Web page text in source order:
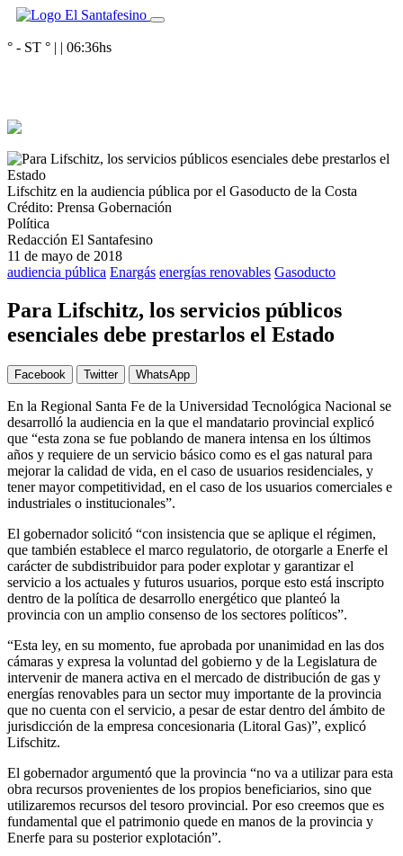
° - ST ° | | 06:36hs
Lifschitz en la audiencia pública por el Gasoducto de la Costa
Crédito: Prensa Gobernación
Política
Redacción El Santafesino
11 de mayo de 2018
audiencia pública Enargás energías renovables Gasoducto
Para Lifschitz, los servicios públicos
esenciales debe prestarlos el Estado
Facebook Twitter WhatsApp
En la Regional Santa Fe de la Universidad Tecnológica Nacional se
desarrolló la audiencia en la que el mandatario provincial explicó
que “esta zona se fue poblando de manera intensa en los últimos
años y requiere de un servicio básico como es el gas natural para
mejorar la calidad de vida, en el caso de usuarios residenciales, y
tener mayor competitividad, en el caso de los usuarios comerciales e
industriales o institucionales”.
El gobernador solicitó “con insistencia que se aplique el régimen,
que también establece el marco regulatorio, de otorgarle a Enerfe el
carácter de subdistribuidor para poder explotar y garantizar el
servicio a los actuales y futuros usuarios, porque esto está inscripto
dentro de la política de desarrollo energético que planteó la
provincia con un amplio consenso de los sectores políticos”.
“Esta ley, en su momento, fue aprobada por unanimidad en las dos
cámaras y expresa la voluntad del gobierno y de la Legislatura de
intervenir de manera activa en el mercado de distribución de gas y
energías renovables para un sector muy importante de la provincia
que no cuenta con el servicio, a pesar de estar dentro del ámbito de
jurisdicción de la empresa concesionaria (Litoral Gas)”, explicó
Lifschitz.
El gobernador argumentó que la provincia “no va a utilizar para esta
obra recursos provenientes de los propios beneficiarios, sino que
utilizaremos recursos del tesoro provincial. Por eso creemos que es
fundamental que el patrimonio quede en manos de la provincia y
Enerfe para su posterior explotación”.